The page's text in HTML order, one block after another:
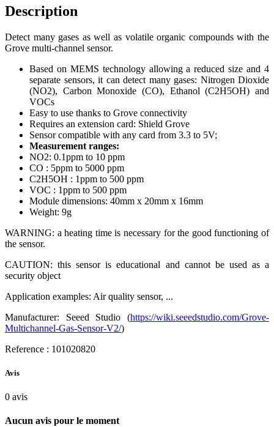
Description
Detect many gases as well as volatile organic compounds with the
Grove multi-channel sensor.
Based on MEMS technology allowing a reduced size and 4
separate sensors, it can detect many gases: Nitrogen Dioxide
(NO2), Carbon Monoxide (CO), Ethanol (C2H5OH) and
VOCs
Easy to use thanks to Grove connectivity
Requires an extension card: Shield Grove
Sensor compatible with any card from 3.3 to 5V;
Measurement ranges:
NO2: 0.1ppm to 10 ppm
CO : 5ppm to 5000 ppm
C2H5OH : 1ppm to 500 ppm
VOC : 1ppm to 500 ppm
Module dimensions: 40mm x 20mm x 16mm
Weight: 9g
WARNING: a heating time is necessary for the good functioning of
the sensor.
CAUTION: this sensor is educational and cannot be used as a
security object
Application examples: Air quality sensor, ...
Manufacturer: Seeed Studio (https://wiki.seeedstudio.com/Grove-
Multichannel-Gas-Sensor-V2/)
Reference : 101020820
Avis
0 avis
Aucun avis pour le moment